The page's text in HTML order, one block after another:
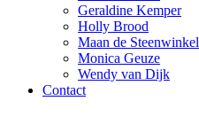
Geraldine Kemper
Holly Brood
Maan de Steenwinkel
Monica Geuze
Wendy van Dijk
Contact